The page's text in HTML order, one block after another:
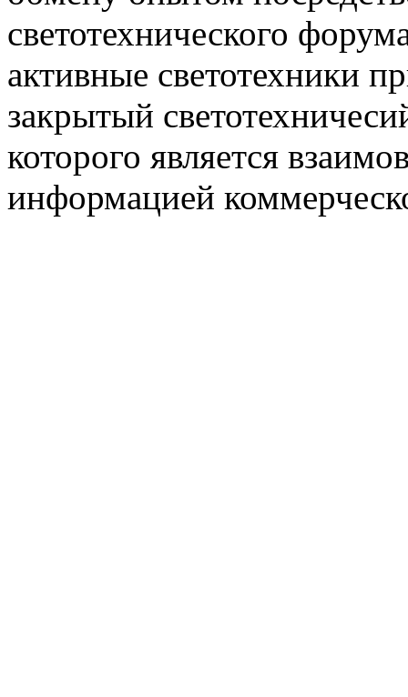
светотехнического
активные светотехники
закрытый
которого является
информацией